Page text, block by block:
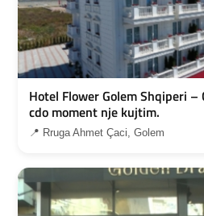
Hotel Flower Golem Shqiperi –
cdo moment nje kujtim.
📍 Rruga Ahmet Çaci, Golem